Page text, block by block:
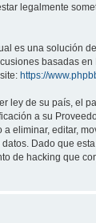
legalmente
es una solución
basadas en
https://
ley de su país, el
a su
eliminar, editar,
Dado que
de hacking que